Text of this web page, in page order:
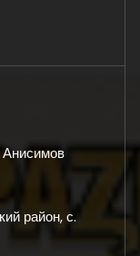
район, с.